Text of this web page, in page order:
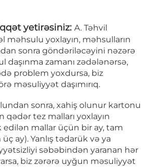
yetirəsiniz: A. Təhvil
məhsulu yoxlayın, məhsulların
sonra göndəriləcəyini nəzərə
daşınma zamanı zədələnərsə,
problem yoxdursa, biz
məsuliyyət daşımırıq.
sonra, xahiş olunur kartonu
qədər tez malları yoxlayın
mallar üçün bir ay, tam
ay). Yanlış tədarük və ya
səbəbindən yaranan hər
biz zərərə uyğun məsuliyyət